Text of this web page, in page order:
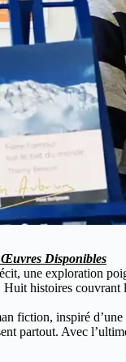
Disponibles
une exploration
Huit histoires
fiction, inspiré
partout. Avec